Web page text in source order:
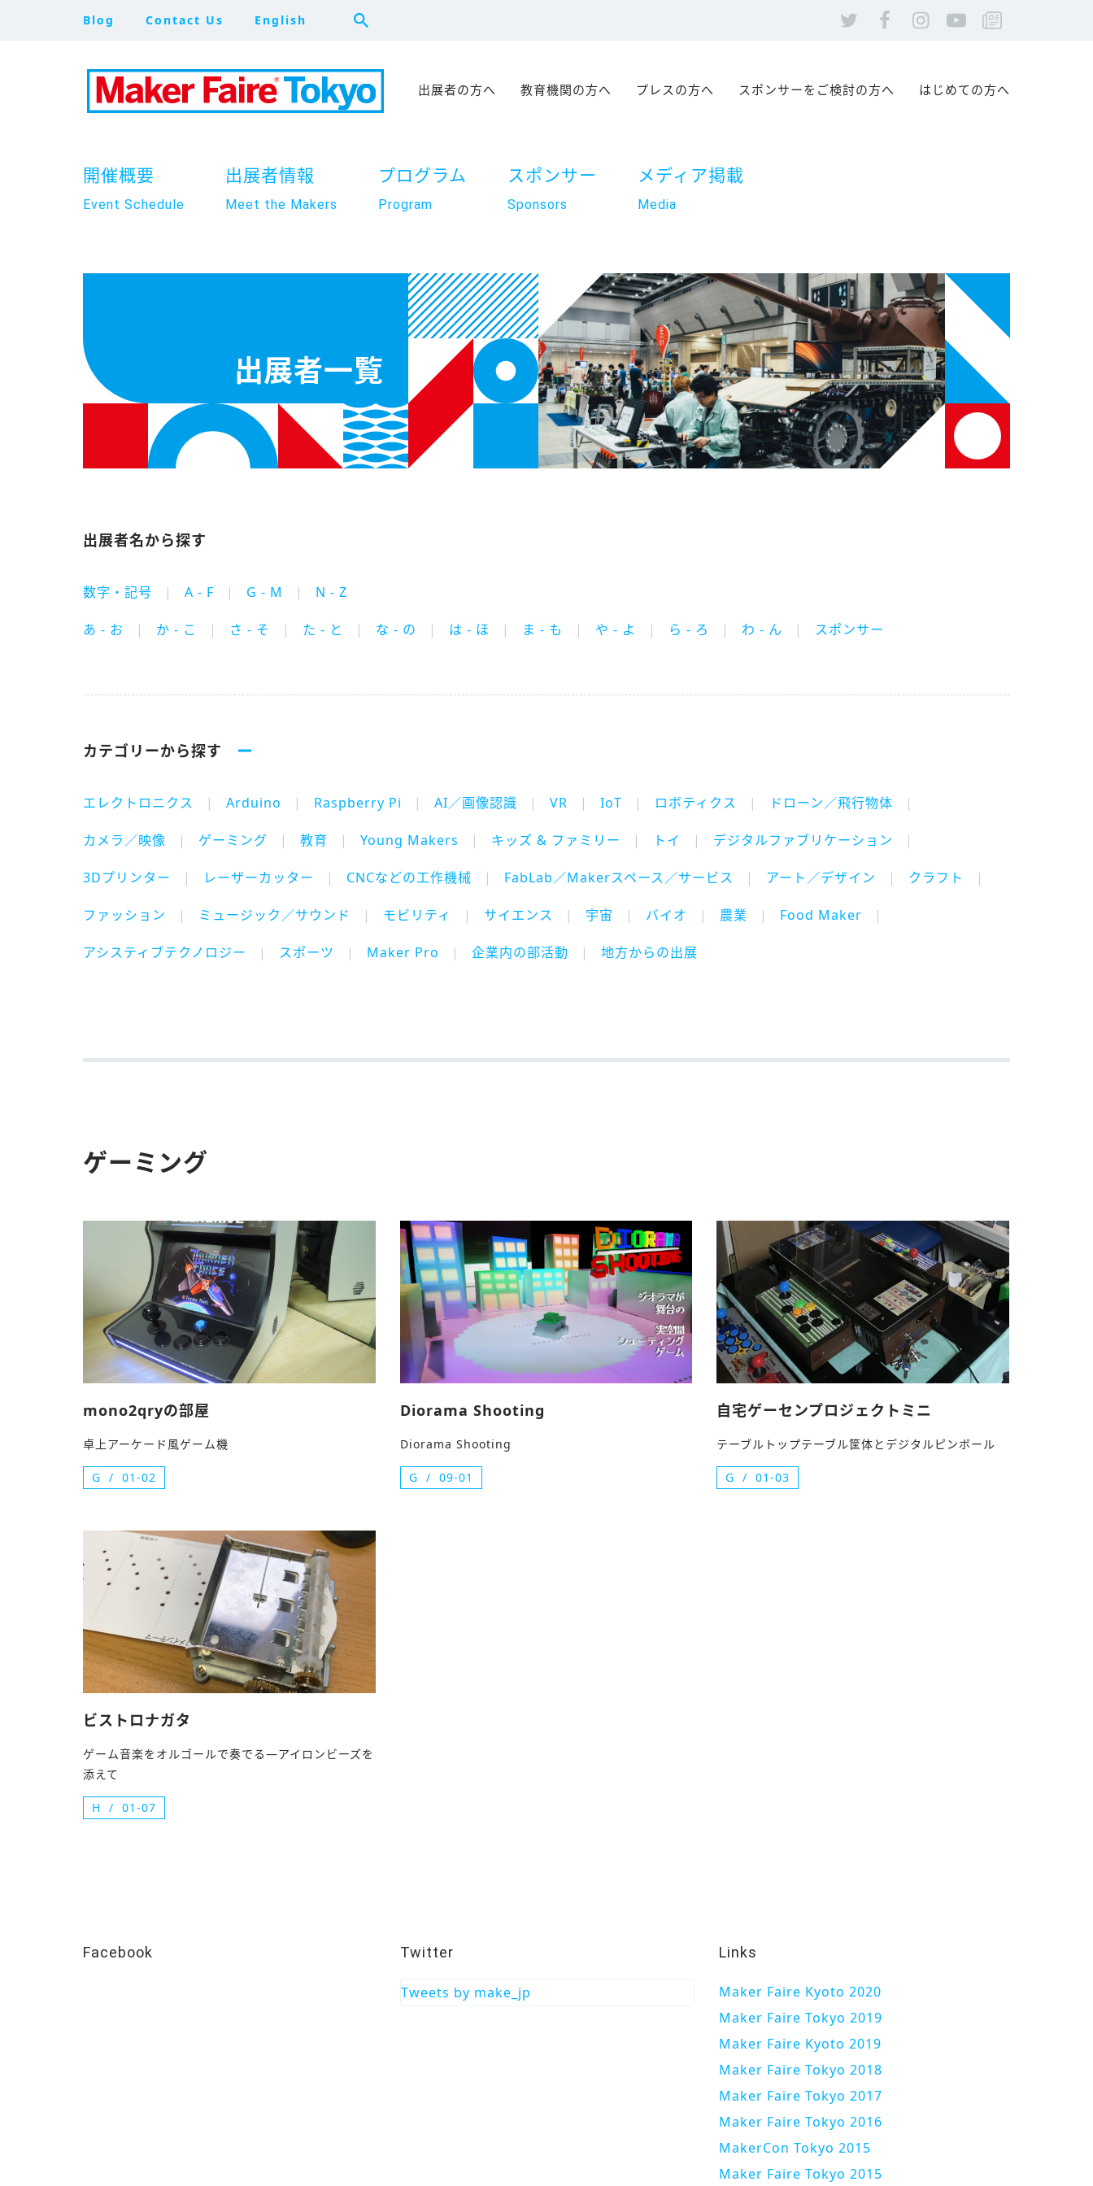
Blog Contact Us English
出展者の方へ 教育機関の方へ プレスの方へ スポンサーをご検討の方へ はじめての方へ
開催概要
Event Schedule
出展者情報
Meet the Makers
プログラム
Program
スポンサー
Sponsors
メディア掲載
Media
出展者一覧
出展者名から探す
数字・記号 A - F G - M N - Z
あ - お か - こ さ - そ た - と な - の は - ほ ま - も や - よ ら - ろ わ - ん スポンサー
カテゴリーから探す
エレクトロニクス Arduino Raspberry Pi AI／画像認識 VR IoT ロボティクス ドローン／飛行物体
カメラ／映像 ゲーミング 教育 Young Makers キッズ & ファミリー トイ デジタルファブリケーション
3Dプリンター レーザーカッター CNCなどの工作機械 FabLab／Makerスペース／サービス アート／デザイン クラフト
ファッション ミュージック／サウンド モビリティ サイエンス 宇宙 バイオ 農業 Food Maker
アシスティブテクノロジー スポーツ Maker Pro 企業内の部活動 地方からの出展
ゲーミング
mono2qryの部屋
卓上アーケード風ゲーム機
G 01-02
Diorama Shooting
Diorama Shooting
G 09-01
自宅ゲーセンプロジェクトミニ
テーブルトップテーブル筐体とデジタルピンボール
G 01-03
ビストロナガタ
ゲーム音楽をオルゴールで奏でる—アイロンビーズを
添えて
H 01-07
Facebook Twitter
Tweets by make_jp
Links
Maker Faire Kyoto 2020
Maker Faire Tokyo 2019
Maker Faire Kyoto 2019
Maker Faire Tokyo 2018
Maker Faire Tokyo 2017
Maker Faire Tokyo 2016
MakerCon Tokyo 2015
Maker Faire Tokyo 2015